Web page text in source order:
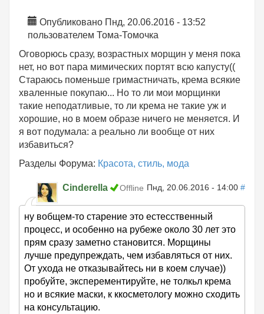
Опубликовано Пнд, 20.06.2016 - 13:52
пользователем Тома-Томочка
Оговорюсь сразу, возрастных морщин у меня пока
нет, но вот пара мимических портят всю капусту((
Стараюсь поменьше гримастничать, крема всякие
хваленные покупаю... Но то ли мои морщинки
такие неподатливые, то ли крема не такие уж и
хорошие, но в моем образе ничего не меняется. И
я вот подумала: а реально ли вообще от них
избавиться?
Разделы Форума: Красота, стиль, мода
Cinderella Offline Пнд, 20.06.2016 - 14:00 #
ну вобщем-то старение это естесственный
процесс, и особенно на рубеже около 30 лет это
прям сразу заметно становится. Морщины
лучше предупреждать, чем избавляться от них.
От ухода не отказывайтесь ни в коем случае))
пробуйте, эксперементируйте, не толкьл крема
но и всякие маски, к ккосметологу можно сходить
на консультацию.